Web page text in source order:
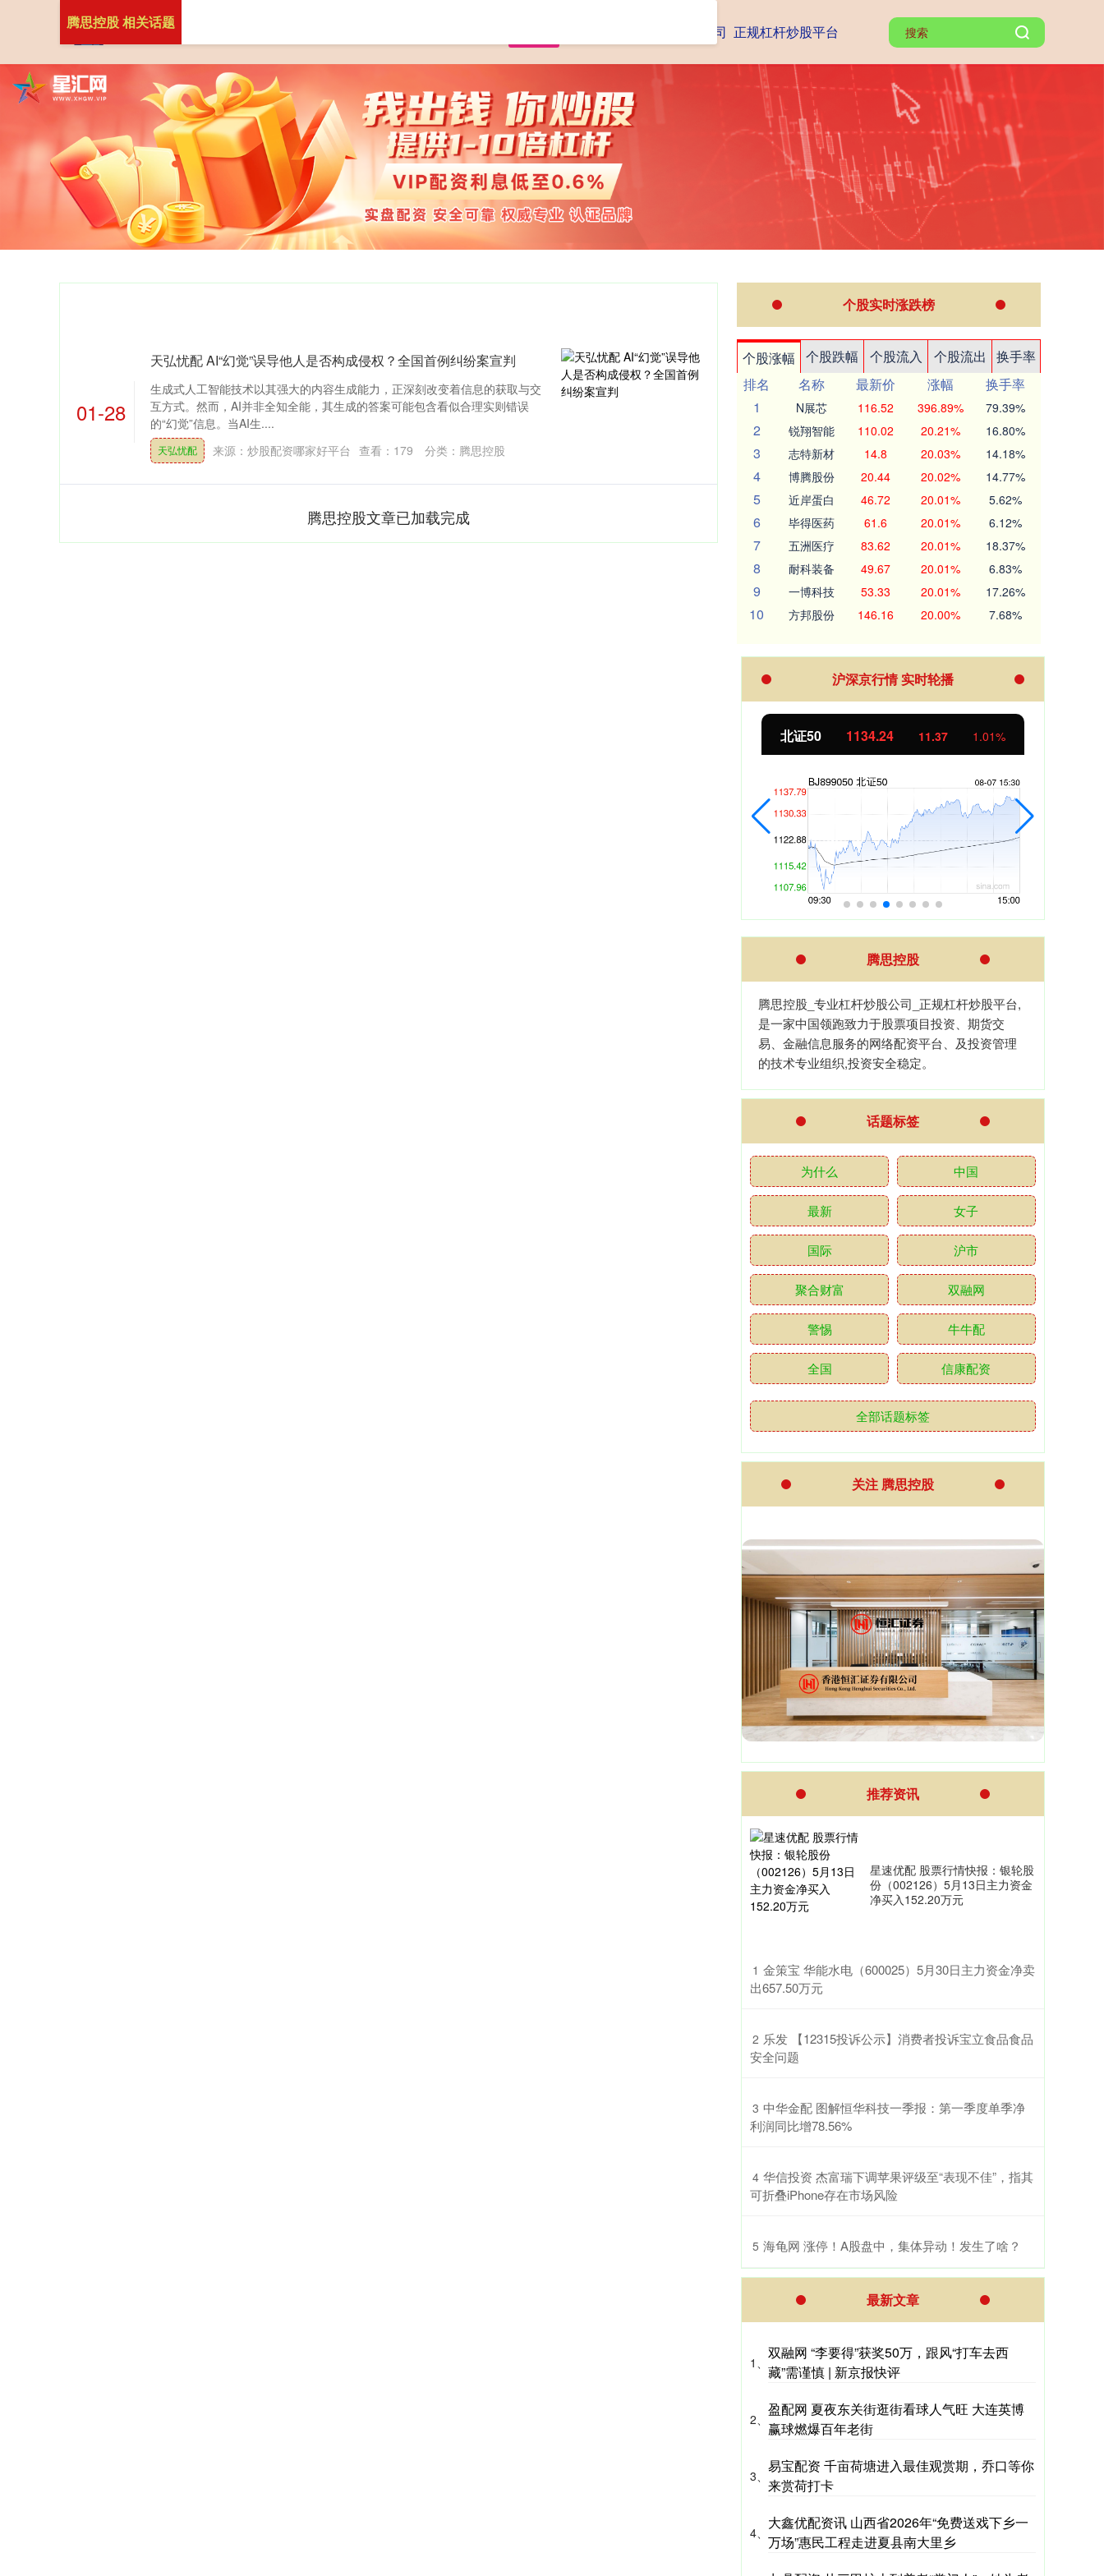
专业杠杆炒股公司 正规杠杆炒股平台
腾思控股 相关话题
01-28
天弘忧配 AI“幻觉”误导他人是否构成侵权？全国首例纠纷案宣判
生成式人工智能技术以其强大的内容生成能力，正深刻改变着信息的获取与交
互方式。然而，AI并非全知全能，其生成的答案可能包含看似合理实则错误
的“幻觉”信息。当AI生....
天弘忧配 来源：炒股配资哪家好平台 查看： 179 分类： 腾思控股
腾思控股文章已加载完成
个股实时涨跌榜
个股涨幅 个股跌幅 个股流入 个股流出
换手率
排名
名称 最新价 涨幅
换手率
1
N展芯 116.52 396.89% 79.39%
2 锐翔智能 110.02 20.21% 16.80%
3 志特新材 14.8 20.03% 14.18%
4 博腾股份 20.44 20.02% 14.77%
5 近岸蛋白 46.72 20.01% 5.62%
6 毕得医药 61.6 20.01% 6.12%
7 五洲医疗 83.62 20.01% 18.37%
8 耐科装备 49.67 20.01% 6.83%
9 一博科技 53.33 20.01% 17.26%
10 方邦股份 146.16 20.00% 7.68%
沪深京行情 实时轮播
北证50 1134.24 11.37 1.01%
腾思控股
腾思控股_专业杠杆炒股公司_正规杠杆炒股平台,
是一家中国领跑致力于股票项目投资、期货交
易、金融信息服务的网络配资平台、及投资管理
的技术专业组织,投资安全稳定。
话题标签
为什么 中国
最新 女子
国际 沪市
聚合财富 双融网
警惕 牛牛配
全国 信康配资
全部话题标签
关注 腾思控股
推荐资讯
星速优配 股票行情快报：银轮股
份（002126）5月13日主力资金
净买入152.20万元
1 ​金策宝 华能水电（600025）5月30日主力资金净卖
出657.50万元
2 ​乐发 【12315投诉公示】消费者投诉宝立食品食品
安全问题
3 ​中华金配 图解恒华科技一季报：第一季度单季净
利润同比增78.56%
4 ​华信投资 杰富瑞下调苹果评级至“表现不佳”，指其
可折叠iPhone存在市场风险
5 ​海龟网 涨停！A股盘中，集体异动！发生了啥？
最新文章
1、
双融网 “李要得”获奖50万，跟风“打车去西
藏”需谨慎 | 新京报快评
2、
盈配网 夏夜东关街逛街看球人气旺 大连英博
赢球燃爆百年老街
3、
易宝配资 千亩荷塘进入最佳观赏期，乔口等你
来赏荷打卡
4、
大鑫优配资讯 山西省2026年“免费送戏下乡一
万场”惠民工程走进夏县南大里乡